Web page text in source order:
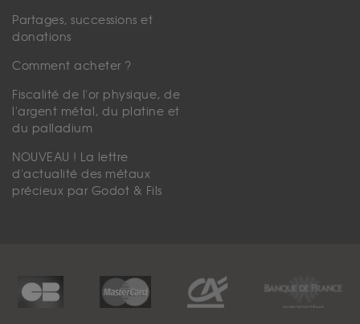
Partages, successions et
donations
Comment acheter ?
Fiscalité de l'or physique, de
l'argent métal, du platine et
du palladium
NOUVEAU ! La lettre
d'actualité des métaux
précieux par Godot & Fils